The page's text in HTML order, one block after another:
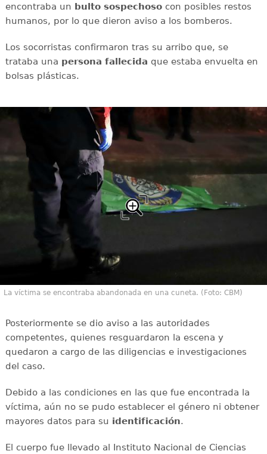
encontraba un bulto sospechosocon posibles restos
humanos, por lo que dieron aviso a los bomberos.
Los socorristas confirmaron tras su arribo que, se
trataba una persona fallecida que estaba envuelta en
bolsas plásticas.
La víctima se encontraba abandonada en una cuneta. (Foto: CBM)
Posteriormente se dio aviso a las autoridades
competentes, quienes resguardaron la escena y
quedaron a cargo de las diligencias e investigaciones
del caso.
Debido a las condiciones en las que fue encontrada la
víctima, aún no se pudo establecer el género ni obtener
mayores datos para su identificación.
El cuerpo fue llevado al Instituto Nacional de Ciencias